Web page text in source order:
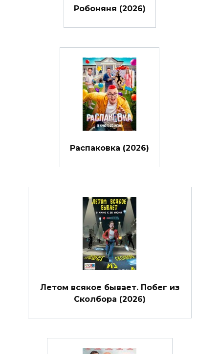
Робоняня (2026)
Распаковка (2026)
Летом всякое бывает. Побег из
Сколбора (2026)